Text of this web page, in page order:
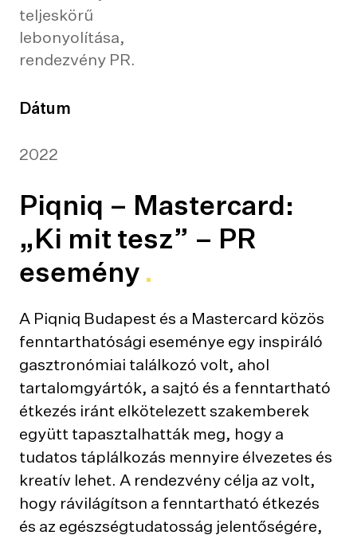
teljeskörű
lebonyolítása,
rendezvény PR.
Dátum
2022
Piqniq – Mastercard:
„Ki mit tesz” – PR
esemény
A Piqniq Budapest és a Mastercard közös
fenntarthatósági eseménye egy inspiráló
gasztronómiai találkozó volt, ahol
tartalomgyártók, a sajtó és a fenntartható
étkezés iránt elkötelezett szakemberek
együtt tapasztalhatták meg, hogy a
tudatos táplálkozás mennyire élvezetes és
kreatív lehet. A rendezvény célja az volt,
hogy rávilágítson a fenntartható étkezés
és az egészségtudatosság jelentőségére,